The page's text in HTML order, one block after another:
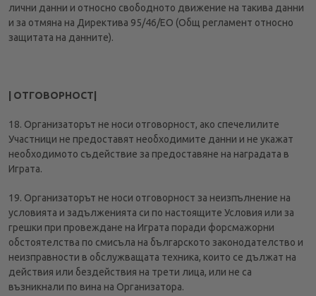
лични данни и относно свободното движение на такива данни
и за отмяна на Директива 95/46/EО (Общ регламент относно
защитата на данните).
| ОТГОВОРНОСТ|
18. Организаторът не носи отговорност, ако спечелилите
Участници не предоставят необходимите данни и не укажат
необходимото съдействие за предоставяне на наградата в
Играта.
19. Организаторът не носи отговорност за неизпълнение на
условията и задълженията си по настоящите Условия или за
грешки при провеждане на Играта поради форсмажорни
обстоятелства по смисъла на българското законодателство и
неизправности в обслужващата техника, които се дължат на
действия или бездействия на трети лица, или не са
възникнали по вина на Организатора.